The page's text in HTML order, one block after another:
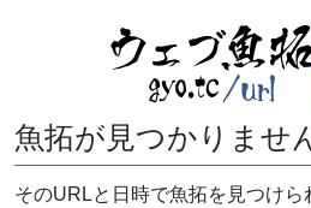
魚拓が見つかりませ
そのURLと日時で魚拓を見つけら